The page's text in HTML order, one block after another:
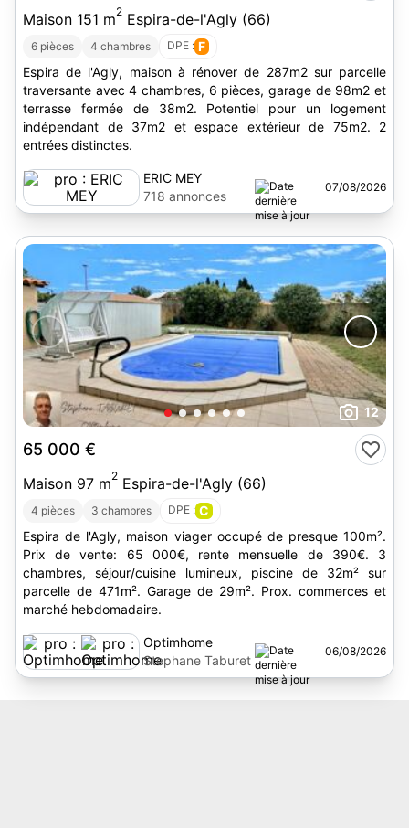
Maison 151 m2 Espira-de-l'Agly (66)
6 pièces 4 chambres DPE : F
Espira de l'Agly, maison à rénover de 287m2 sur parcelle
traversante avec 4 chambres, 6 pièces, garage de 98m2 et
terrasse fermée de 38m2. Potentiel pour un logement
indépendant de 37m2 et espace extérieur de 75m2. 2
entrées distinctes.
ERIC MEY
718 annonces
07/08/2026
12
65 000 €
Maison 97 m2 Espira-de-l'Agly (66)
4 pièces 3 chambres DPE : C
Espira de l'Agly, maison viager occupé de presque 100m².
Prix de vente: 65 000€, rente mensuelle de 390€. 3
chambres, séjour/cuisine lumineux, piscine de 32m² sur
parcelle de 471m². Garage de 29m². Prox. commerces et
marché hebdomadaire.
Optimhome
Stephane Taburet
06/08/2026